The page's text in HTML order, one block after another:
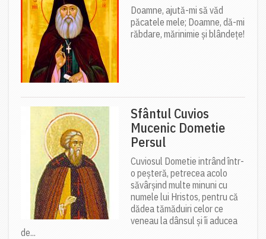
Doamne, ajută-mi să văd
păcatele mele; Doamne, dă-mi
răbdare, mărinimie şi blândeţe!
Sfântul Cuvios
Mucenic Dometie
Persul
Cuviosul Dometie intrând într-
o peșteră, petrecea acolo
săvârșind multe minuni cu
numele lui Hristos, pentru că
dădea tămăduiri celor ce
veneau la dânsul și îi aducea
de...